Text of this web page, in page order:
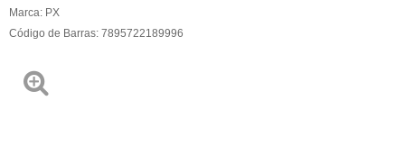
Marca: PX
Código de Barras: 7895722189996